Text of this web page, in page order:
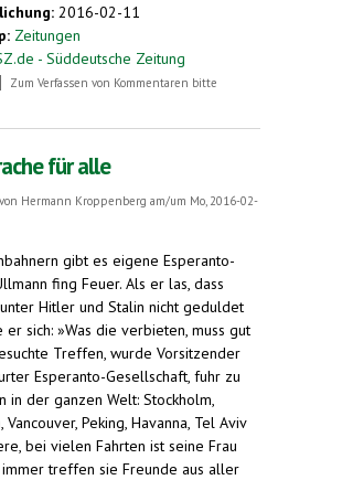
2016-02-11
Zeitungen
- Süddeutsche Zeitung
über Brücken bauen
Zum Verfassen von Kommentaren bitte
für alle
Hermann Kroppenberg am/um Mo, 2016-02-
gibt es eigene Esperanto-
fing Feuer. Als er las, dass
Hitler und Stalin nicht geduldet
er sich: »Was die verbieten, muss gut
Treffen, wurde Vorsitzender
Esperanto-Gesellschaft, fuhr zu
in der ganzen Welt: Stockholm,
Vancouver, Peking, Havanna, Tel Aviv
bei vielen Fahrten ist seine Frau
treffen sie Freunde aus aller